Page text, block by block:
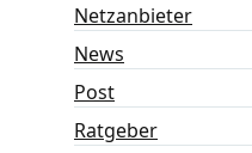
Netzanbieter
News
Post
Ratgeber